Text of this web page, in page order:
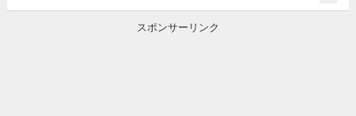
スポンサーリンク